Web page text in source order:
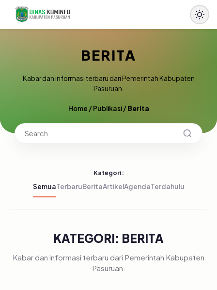
BERITA
Kabar dan informasi terbaru dari Pemerintah Kabupaten
Pasuruan.
Home /Publikasi/Berita
Kategori:
SemuaTerbaruBeritaArtikelAgendaTerdahulu
KATEGORI: BERITA
Kabar dan informasi terbaru dari Pemerintah Kabupaten
Pasuruan.